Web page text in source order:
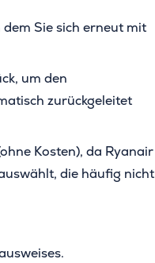
dem Sie sich erneut mit
um den
zurückgeleitet
Kosten), da Ryanair
die häufig nicht